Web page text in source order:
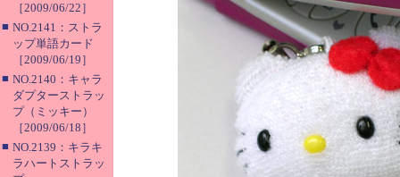
［2009/06/22］
■ NO.2141：ストラ
ップ単語カード
［2009/06/19］
■ NO.2140：キャラ
ダプターストラッ
プ（ミッキー）
［2009/06/18］
■ NO.2139：キラキ
ラハートストラッ